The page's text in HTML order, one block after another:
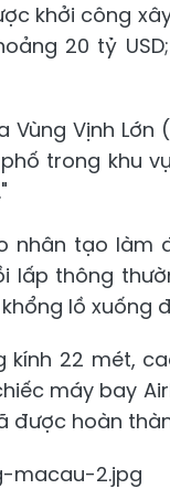
khởi công
20 tỷ
Vùng Vịnh
phố trong khu
nhân tạo làm
lấp thông
lồ
kính 22 mét,
máy bay
được hoàn